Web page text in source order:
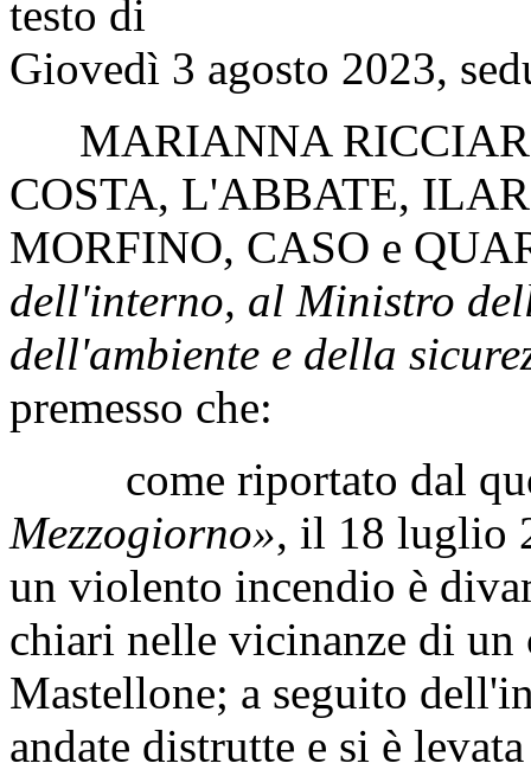
testo di
Giovedì 3 agosto 2023,
MARIANNA
COSTA, L'ABBATE,
MORFINO, CASO e
dell'interno, al Ministro
dell'ambiente e della
premesso che:
come riportato dal
Mezzogiorno», il 18 luglio
un violento incendio è
chiari nelle vicinanze di
Mastellone; a seguito
andate distrutte e si è